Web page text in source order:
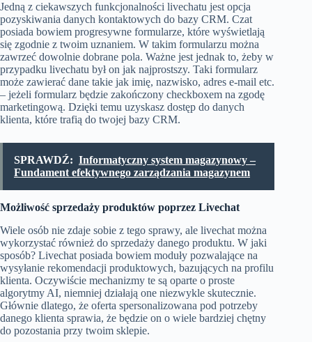
Jedną z ciekawszych funkcjonalności livechatu jest opcja
pozyskiwania danych kontaktowych do bazy CRM. Czat
posiada bowiem progresywne formularze, które wyświetlają
się zgodnie z twoim uznaniem. W takim formularzu można
zawrzeć dowolnie dobrane pola. Ważne jest jednak to, żeby w
przypadku livechatu był on jak najprostszy. Taki formularz
może zawierać dane takie jak imię, nazwisko, adres e-mail etc.
– jeżeli formularz będzie zakończony checkboxem na zgodę
marketingową. Dzięki temu uzyskasz dostęp do danych
klienta, które trafią do twojej bazy CRM.
SPRAWDŹ: Informatyczny system magazynowy –
Fundament efektywnego zarządzania magazynem
Możliwość sprzedaży produktów poprzez Livechat
Wiele osób nie zdaje sobie z tego sprawy, ale livechat można
wykorzystać również do sprzedaży danego produktu. W jaki
sposób? Livechat posiada bowiem moduły pozwalające na
wysyłanie rekomendacji produktowych, bazujących na profilu
klienta. Oczywiście mechanizmy te są oparte o proste
algorytmy AI, niemniej działają one niezwykle skutecznie.
Głównie dlatego, że oferta spersonalizowana pod potrzeby
danego klienta sprawia, że będzie on o wiele bardziej chętny
do pozostania przy twoim sklepie.